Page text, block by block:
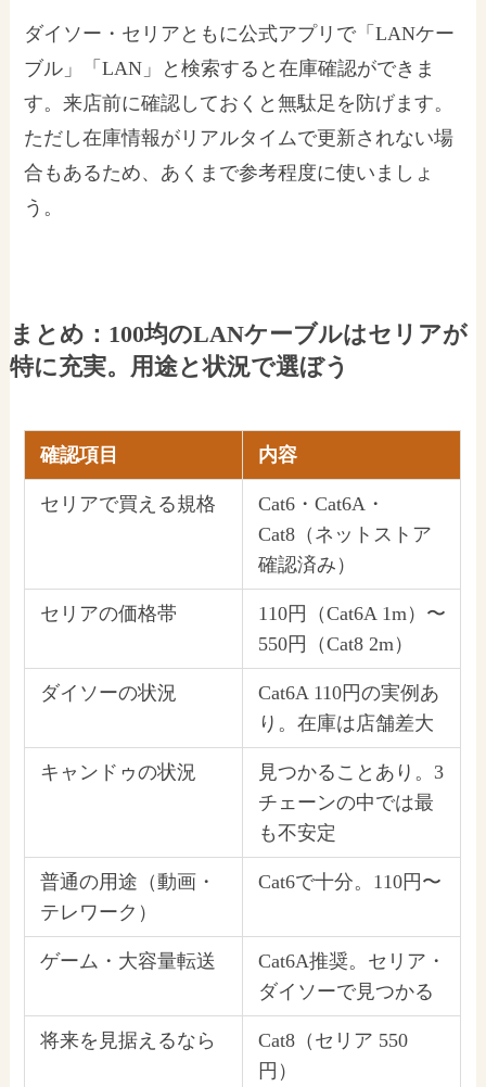
ダイソー・セリアともに公式アプリで「LANケー
ブル」「LAN」と検索すると在庫確認ができま
す。来店前に確認しておくと無駄足を防げます。
ただし在庫情報がリアルタイムで更新されない場
合もあるため、あくまで参考程度に使いましょ
う。
まとめ：100均のLANケーブルはセリアが
特に充実。用途と状況で選ぼう
確認項目 内容
セリアで買える規格
Cat6・Cat6A・
Cat8（ネットストア
確認済み）
セリアの価格帯
110円（Cat6A 1m）〜
550円（Cat8 2m）
ダイソーの状況
Cat6A 110円の実例あ
り。在庫は店舗差大
キャンドゥの状況
見つかることあり。3
チェーンの中では最
も不安定
普通の用途（動画・
テレワーク）
Cat6で十分。110円〜
ゲーム・大容量転送
Cat6A推奨。セリア・
ダイソーで見つかる
将来を見据えるなら
Cat8（セリア 550
円）